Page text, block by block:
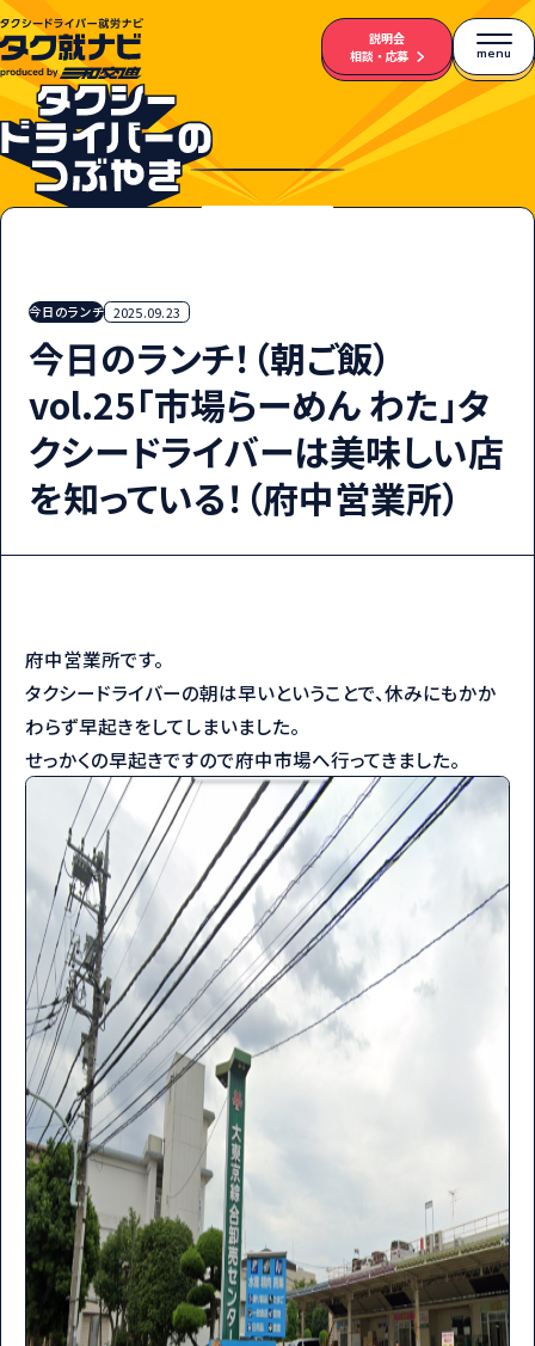
説明会
相談・応募
menu
今日のランチ 2025.09.23
今日のランチ！（朝ご飯）
vol.25「市場らーめん わた」タ
クシードライバーは美味しい店
を知っている！（府中営業所）
府中営業所です。
タクシードライバーの朝は早いということで、休みにもかか
わらず早起きをしてしまいました。
せっかくの早起きですので府中市場へ行ってきました。